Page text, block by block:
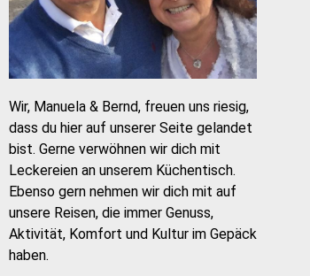
Wir, Manuela & Bernd, freuen uns riesig,
dass du hier auf unserer Seite gelandet
bist. Gerne verwöhnen wir dich mit
Leckereien an unserem Küchentisch.
Ebenso gern nehmen wir dich mit auf
unsere Reisen, die immer Genuss,
Aktivität, Komfort und Kultur im Gepäck
haben.